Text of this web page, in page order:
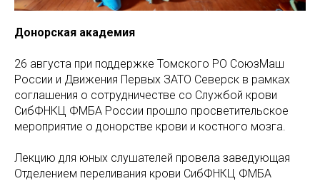
Донорская академия
26 августа при поддержке Томского РО СоюзМаш
России и Движения Первых ЗАТО Северск в рамках
соглашения о сотрудничестве со Службой крови
СибФНКЦ ФМБА России прошло просветительское
мероприятие о донорстве крови и костного мозга.
Лекцию для юных слушателей провела заведующая
Отделением переливания крови СибФНКЦ ФМБА